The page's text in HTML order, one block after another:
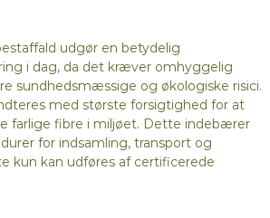
udgør en betydelig
i dag, da det kræver omhyggelig
sundhedsmæssige og økologiske risici.
med største forsigtighed for at
farlige fibre i miljøet. Dette indebærer
for indsamling, transport og
kun kan udføres af certificerede